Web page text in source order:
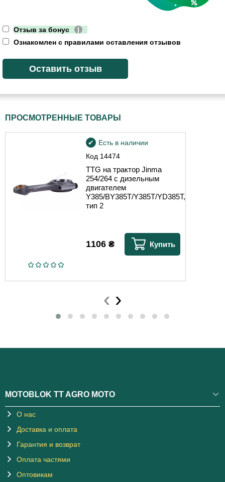
Отзыв за бонус
|
Ознакомлен с правилами оставления отзывов
ПРОСМОТРЕННЫЕ ТОВАРЫ
Код 14474
Есть в наличии
TTG на трактор Jinma
254/264 с дизельным
двигателем
Y385/BY385T/Y385T/YD385T,
тип 2
1106 ₴ Купить
‹ ›
MOTOBLOK TT AGRO MOTO
О нас
Доставка и оплата
Гарантия и возврат
Оплата частями
Оптовикам